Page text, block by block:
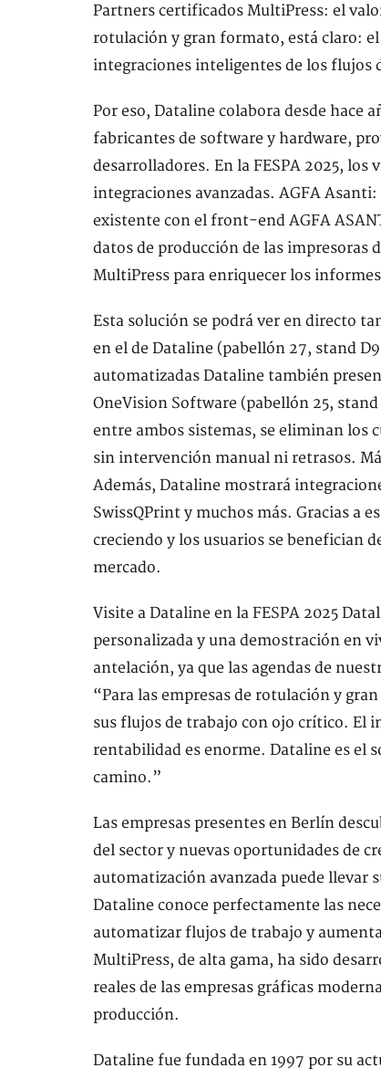
Partners certificados MultiPress: el
rotulación y gran formato, está claro:
integraciones inteligentes de los flujos
Por eso, Dataline colabora desde hace
fabricantes de software y hardware,
desarrolladores. En la FESPA 2025,
integraciones avanzadas. AGFA
existente con el front-end AGFA
datos de producción de las impresoras
MultiPress para enriquecer los
Esta solución se podrá ver en directo
en el de Dataline (pabellón 27, stand
automatizadas Dataline también
OneVision Software (pabellón 25,
entre ambos sistemas, se eliminan los
sin intervención manual ni retrasos.
Además, Dataline mostrará
SwissQPrint y muchos más. Gracias a
creciendo y los usuarios se benefician
mercado.
Visite a Dataline en la FESPA 2025
personalizada y una demostración en
antelación, ya que las agendas de
“Para las empresas de rotulación y
sus flujos de trabajo con ojo crítico. El
rentabilidad es enorme. Dataline es el
camino.”
Las empresas presentes en Berlín
del sector y nuevas oportunidades de
automatización avanzada puede llevar
Dataline conoce perfectamente las
automatizar flujos de trabajo y
MultiPress, de alta gama, ha sido
reales de las empresas gráficas
producción.
Dataline fue fundada en 1997 por su